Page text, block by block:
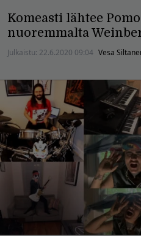
Komeasti lähtee
nuoremmalta
Julkaistu: 22.6.2020 09:04 Vesa